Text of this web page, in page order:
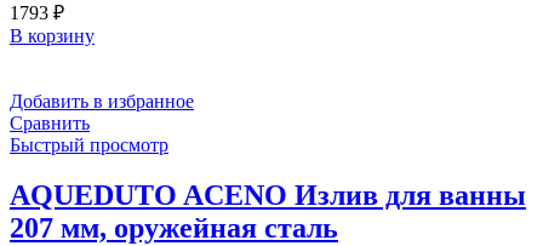
1793 ₽
В корзину
Добавить в избранное
Сравнить
Быстрый просмотр
AQUEDUTO ACENO Излив для ванны
207 мм, оружейная сталь